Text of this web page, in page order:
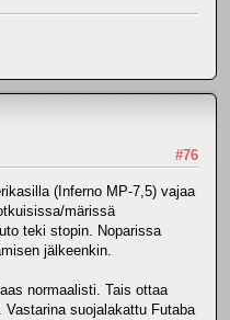
#76
(Inferno MP-7,5) vajaa
märissä
teki stopin. Noparissa
jälkeenkin.
normaalisti. Tais ottaa
suojalakattu Futaba